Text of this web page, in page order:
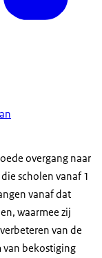
overgang naar
scholen vanaf 1
vanaf dat
waarmee zij
van de
van bekostiging